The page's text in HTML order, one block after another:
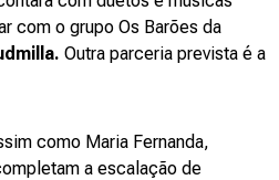
com o grupo Os Barões da
Outra parceria prevista é a
como Maria Fernanda,
a escalação de